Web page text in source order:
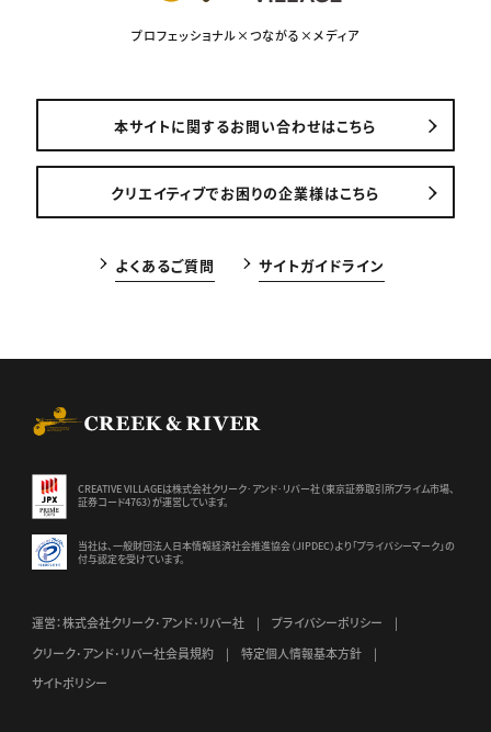
プロフェッショナル×つながる×メディア
本サイトに関するお問い合わせはこちら
クリエイティブでお困りの企業様はこちら
よくあるご質問 サイトガイドライン
CREATIVE VILLAGEは株式会社クリーク･アンド･リバー社（東京証券取引所プライム市場、
証券コード4763）が運営しています。
当社は、一般財団法人日本情報経済社会推進協会（JIPDEC）より 「プライバシーマーク」の
付与認定を受けています。
運営：株式会社クリーク･アンド･リバー社
プライバシーポリシー
クリーク･アンド･リバー社会員規約
特定個人情報基本方針
サイトポリシー